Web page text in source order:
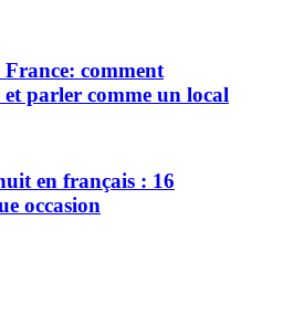
France: comment
et parler comme un local
en français : 16
occasion